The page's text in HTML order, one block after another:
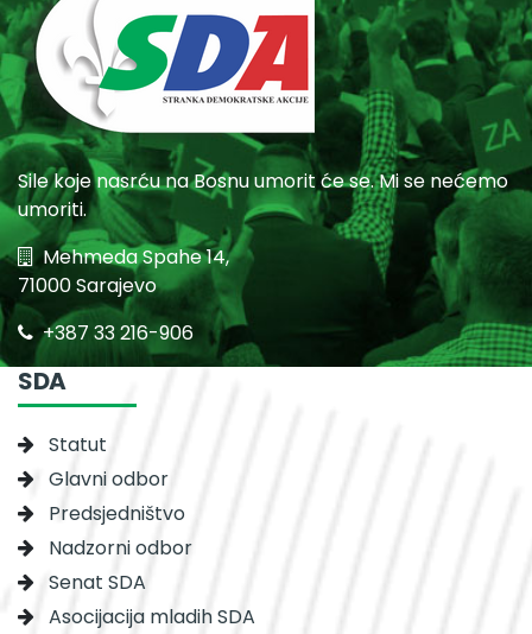
Sile koje nasrću na Bosnu umorit će se. Mi se nećemo
umoriti.
Mehmeda Spahe 14,
71000 Sarajevo
+387 33 216-906
SDA
Statut
Glavni odbor
Predsjedništvo
Nadzorni odbor
Senat SDA
Asocijacija mladih SDA